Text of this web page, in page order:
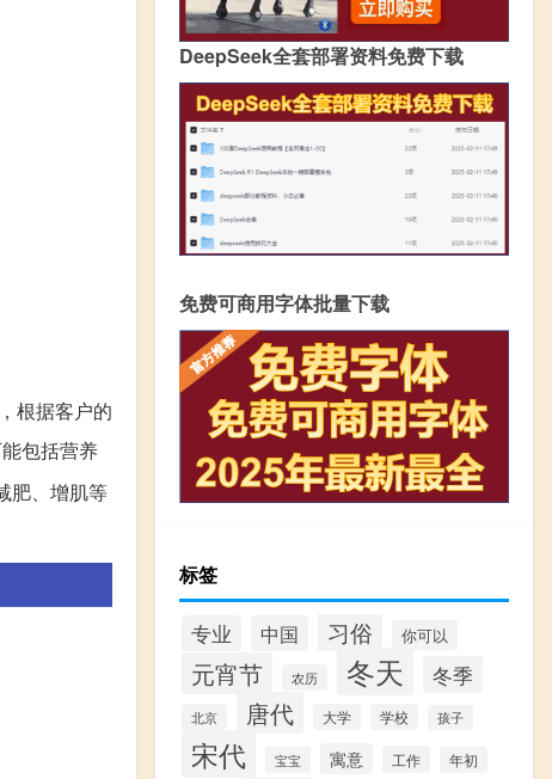
根据客户的
包括营养
肥、增肌等
DeepSeek全套部署资料免费下载
免费可商用字体批量下载
标签
专业 中国 习俗 你可以
元宵节 农历 冬天 冬季
北京 唐代 大学 学校 孩子
宋代 宝宝 寓意 工作
年初